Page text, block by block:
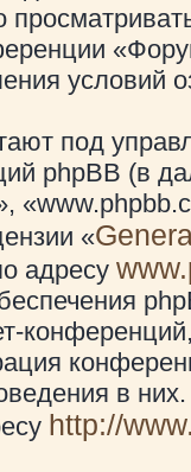
условий
под
phpBB (в
«
адресу
в
http://